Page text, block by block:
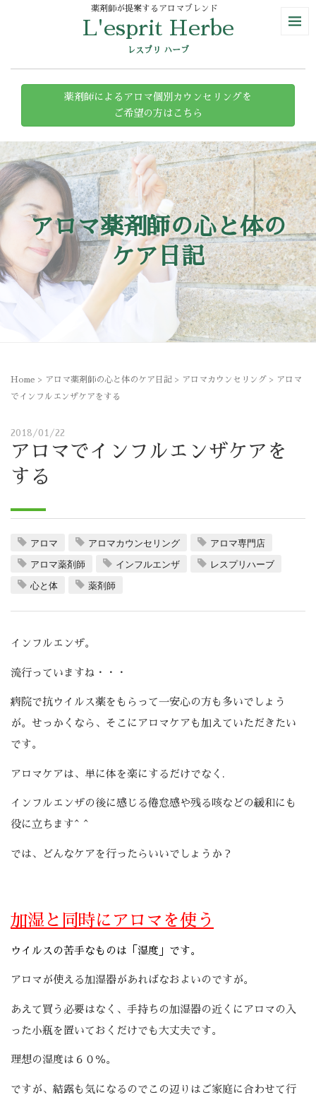
薬剤師が提案するアロマブレンド
L'esprit Herbe
レスプリ ハーブ
薬剤師によるアロマ個別カウンセリングを
ご希望の方はこちら
アロマ薬剤師の心と体の
ケア日記
Home > アロマ薬剤師の心と体のケア日記 > アロマカウンセリング > アロマ
でインフルエンザケアをする
2018/01/22
アロマでインフルエンザケアを
する
アロマ アロマカウンセリング
アロマ専門店
アロマ薬剤師
インフルエンザ
レスプリハーブ
心と体
薬剤師
インフルエンザ。
流行っていますね・・・
病院で抗ウイルス薬をもらって一安心の方も多いでしょう
が。せっかくなら、そこにアロマケアも加えていただきたい
です。
アロマケアは、単に体を楽にするだけでなく.
インフルエンザの後に感じる倦怠感や残る咳などの緩和にも
役に立ちます^ ^
では、どんなケアを行ったらいいでしょうか？
加湿と同時にアロマを使う
ウイルスの苦手なものは「湿度」です。
アロマが使える加湿器があればなおよいのですが。
あえて買う必要はなく、手持ちの加湿器の近くにアロマの入
った小瓶を置いておくだけでも大丈夫です。
理想の湿度は６０％。
ですが、結露も気になるのでこの辺りはご家庭に合わせて行